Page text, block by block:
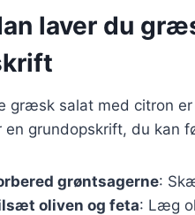
laver du
græsk salat med citron
en grundopskrift, du kan
grøntsagerne:
oliven og feta: Læg